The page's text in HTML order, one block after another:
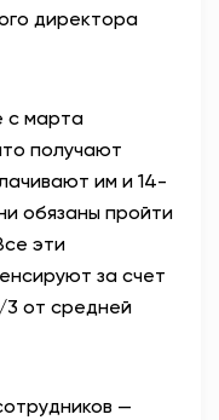
директора
с марта
получают
им и 14-
обязаны пройти
эти
за счет
от средней
—